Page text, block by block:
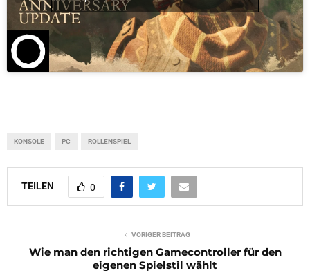
KONSOLE PC ROLLENSPIEL
TEILEN 0
VORIGER BEITRAG
Wie man den richtigen Gamecontroller für den
eigenen Spielstil wählt